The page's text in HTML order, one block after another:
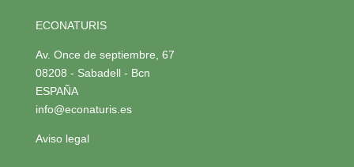
ECONATURIS
Av. Once de septiembre, 67
08208 - Sabadell - Bcn
ESPAÑA
info@econaturis.es
Aviso legal